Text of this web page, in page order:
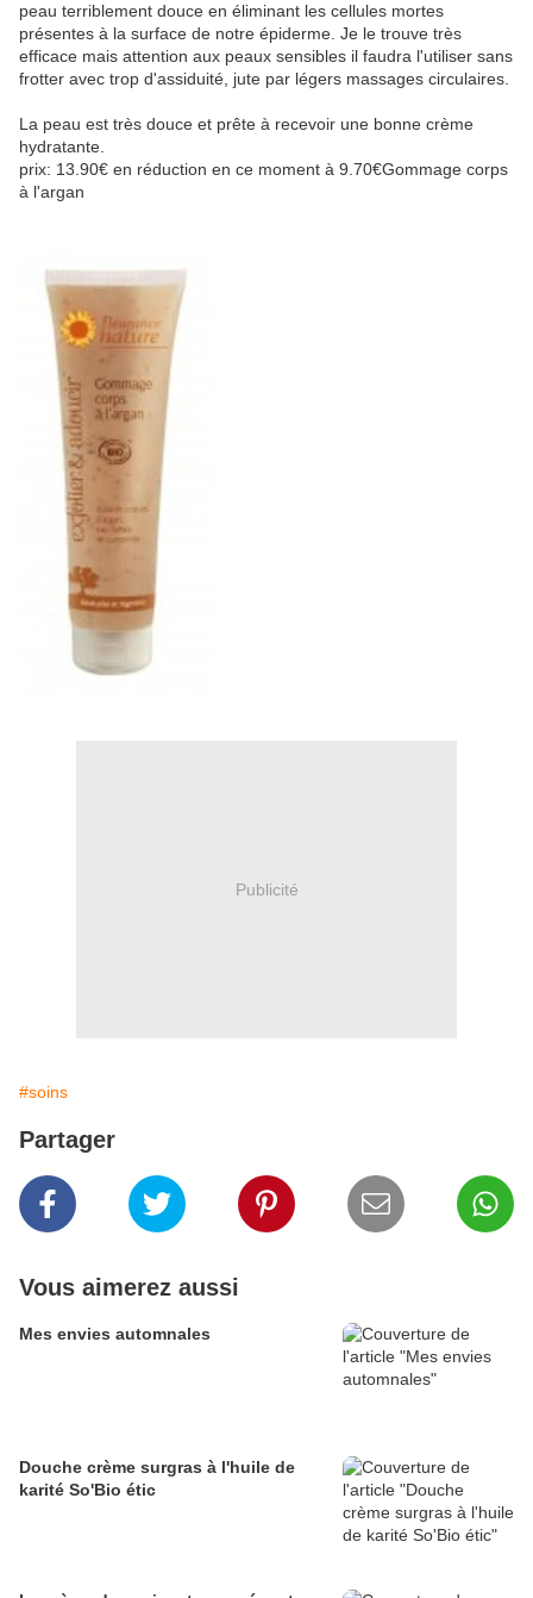
peau terriblement douce en éliminant les cellules mortes
présentes à la surface de notre épiderme. Je le trouve très
efficace mais attention aux peaux sensibles il faudra l'utiliser sans
frotter avec trop d'assiduité, jute par légers massages circulaires.
La peau est très douce et prête à recevoir une bonne crème
hydratante.
prix: 13.90€ en réduction en ce moment à 9.70€Gommage corps
à l'argan
Publicité
#soins
Partager
Vous aimerez aussi
Mes envies automnales
Douche crème surgras à l'huile de
karité So'Bio étic